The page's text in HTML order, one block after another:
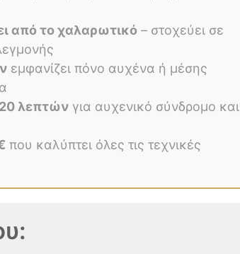
από το χαλαρωτικό – στοχεύει σε
εμφανίζει πόνο αυχένα ή μέσης
20 λεπτών για αυχενικό σύνδρομο και
που καλύπτει όλες τις τεχνικές